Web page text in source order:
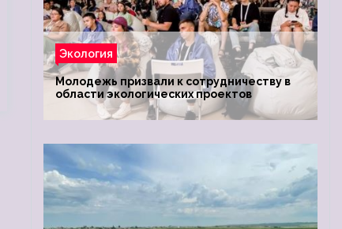
Экология
Молодежь призвали к сотрудничеству в
области экологических проектов